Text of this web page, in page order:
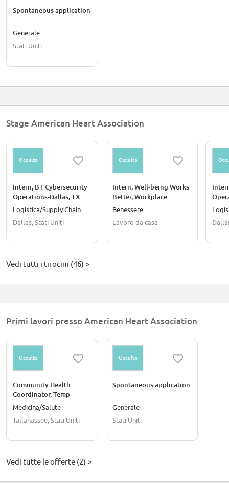
Spontaneous application
Generale
Stati Uniti
Stage American Heart Association
Occulto
Intern, BT Cybersecurity
Operations-Dallas, TX
Logistica/Supply Chain
Dallas, Stati Uniti
Occulto
Intern, Well-being Works
Better, Workplace
Wellness-Remote
Benessere
Lavoro da casa
Vedi tutti i tirocini (46) >
Primi lavori presso American Heart Association
Occulto
Community Health
Coordinator, Temp
Medicina/Salute
Tallahassee, Stati Uniti
Occulto
Spontaneous application
Generale
Stati Uniti
Vedi tutte le offerte (2) >